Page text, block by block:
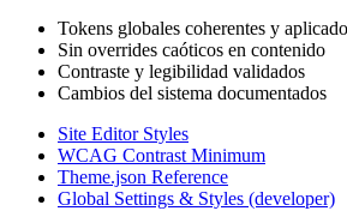
Tokens globales coherentes y
Sin overrides caóticos en contenido
Contraste y legibilidad validados
Cambios del sistema documentados
Site Editor Styles
WCAG Contrast Minimum
Theme.json Reference
Global Settings & Styles (developer)